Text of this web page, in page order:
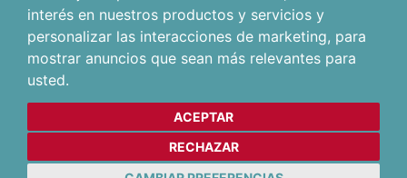
interés en nuestros productos y servicios y
personalizar las interacciones de marketing, para
mostrar anuncios que sean más relevantes para
usted.
ACEPTAR
RECHAZAR